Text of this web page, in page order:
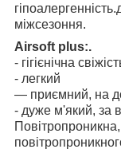
гіпоалергенність.
міжсезоння.
Airsoft plus:.
- гігієнічна
- легкий
— приємний, на
- дуже м'який, за